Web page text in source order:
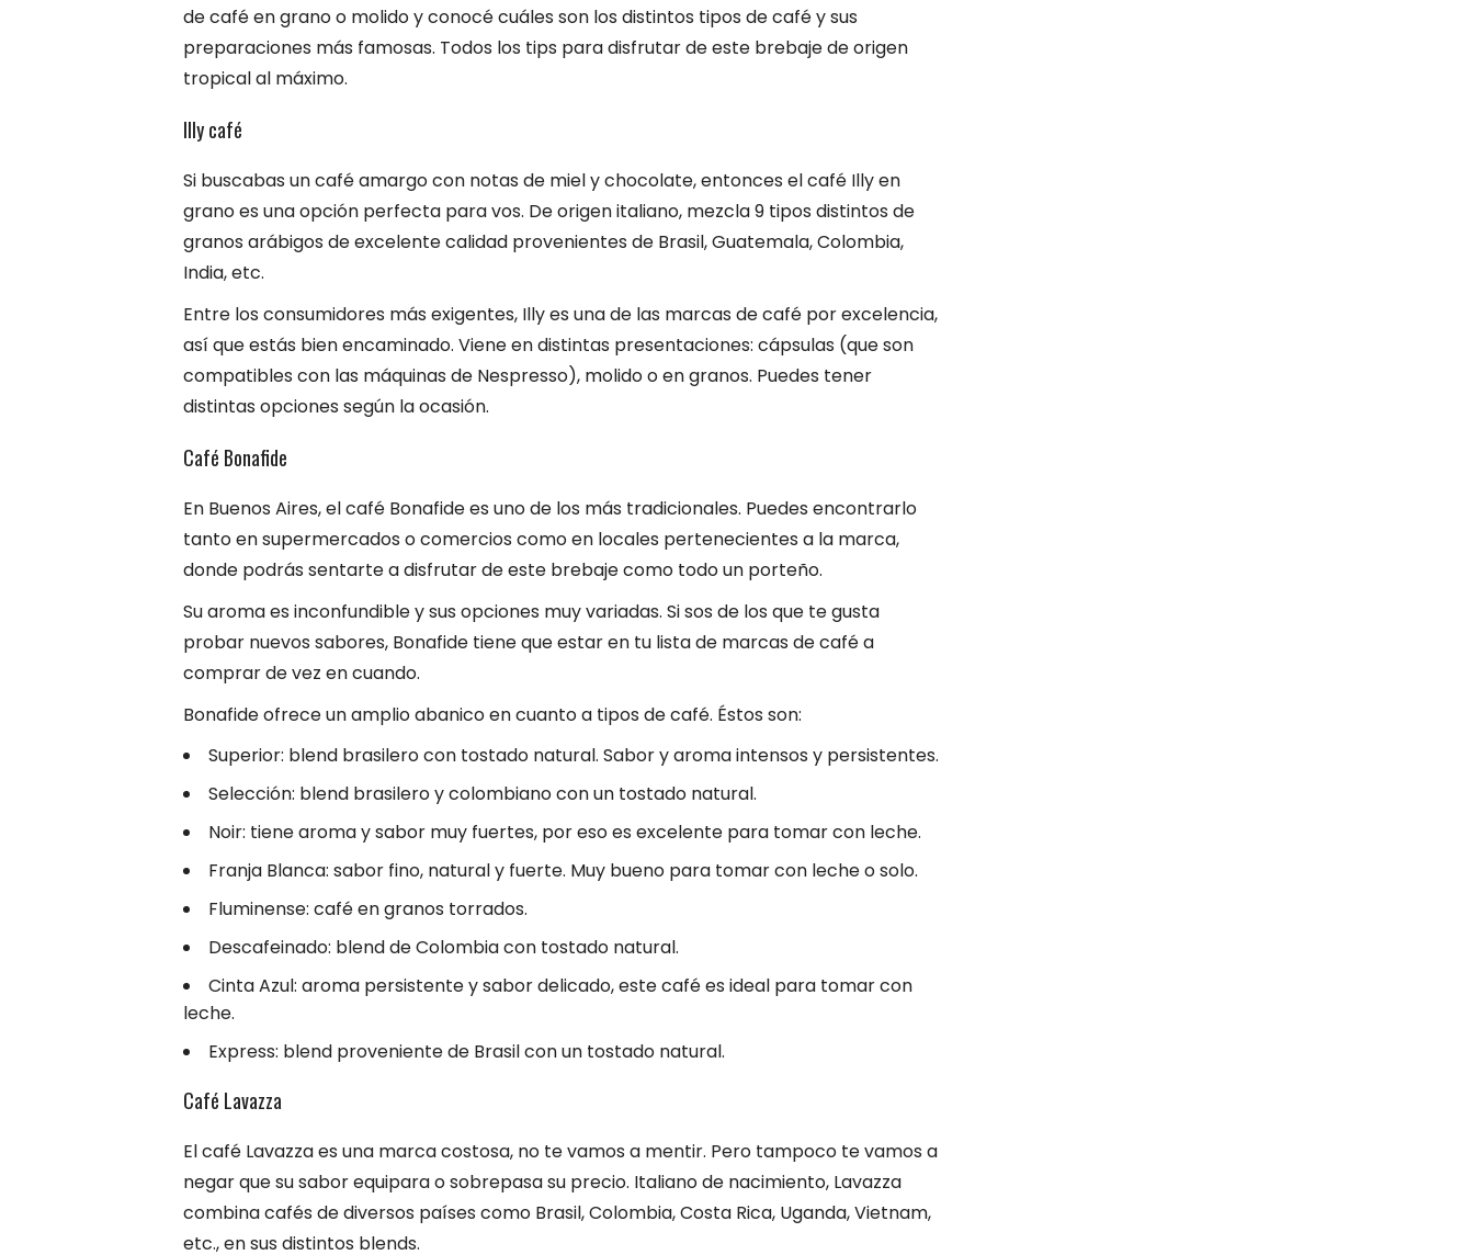
de café en grano o molido y conocé cuáles son los distintos tipos de café y sus
preparaciones más famosas. Todos los tips para disfrutar de este brebaje de origen
tropical al máximo.
Illy café
Si buscabas un café amargo con notas de miel y chocolate, entonces el café Illy en
grano es una opción perfecta para vos. De origen italiano, mezcla 9 tipos distintos de
granos arábigos de excelente calidad provenientes de Brasil, Guatemala, Colombia,
India, etc.
Entre los consumidores más exigentes, Illy es una de las marcas de café por excelencia,
así que estás bien encaminado. Viene en distintas presentaciones: cápsulas (que son
compatibles con las máquinas de Nespresso), molido o en granos. Puedes tener
distintas opciones según la ocasión.
Café Bonafide
En Buenos Aires, el café Bonafide es uno de los más tradicionales. Puedes encontrarlo
tanto en supermercados o comercios como en locales pertenecientes a la marca,
donde podrás sentarte a disfrutar de este brebaje como todo un porteño.
Su aroma es inconfundible y sus opciones muy variadas. Si sos de los que te gusta
probar nuevos sabores, Bonafide tiene que estar en tu lista de marcas de café a
comprar de vez en cuando.
Bonafide ofrece un amplio abanico en cuanto a tipos de café. Éstos son:
Superior: blend brasilero con tostado natural. Sabor y aroma intensos y persistentes.
Selección: blend brasilero y colombiano con un tostado natural.
Noir: tiene aroma y sabor muy fuertes, por eso es excelente para tomar con leche.
Franja Blanca: sabor fino, natural y fuerte. Muy bueno para tomar con leche o solo.
Fluminense: café en granos torrados.
Descafeinado: blend de Colombia con tostado natural.
Cinta Azul: aroma persistente y sabor delicado, este café es ideal para tomar con
leche.
Express: blend proveniente de Brasil con un tostado natural.
Café Lavazza
El café Lavazza es una marca costosa, no te vamos a mentir. Pero tampoco te vamos a
negar que su sabor equipara o sobrepasa su precio. Italiano de nacimiento, Lavazza
combina cafés de diversos países como Brasil, Colombia, Costa Rica, Uganda, Vietnam,
etc., en sus distintos blends.